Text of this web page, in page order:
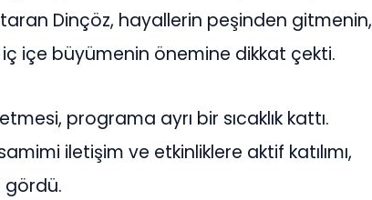
Dinçöz, hayallerin peşinden gitmenin,
içe büyümenin önemine dikkat çekti.
programa ayrı bir sıcaklık kattı.
iletişim ve etkinliklere aktif katılımı,
gördü.